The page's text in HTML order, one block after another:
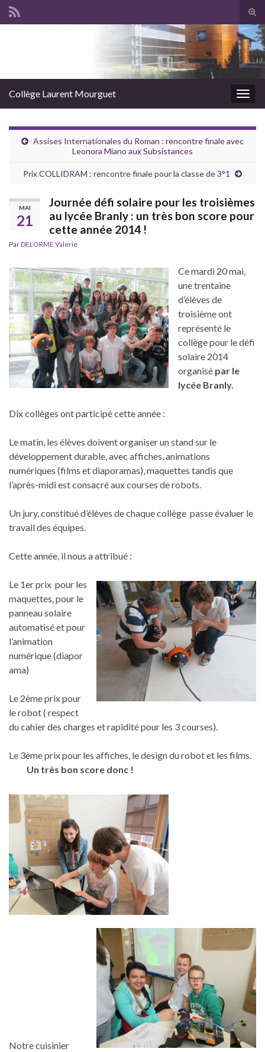
Collège Laurent Mourguet
Assises Internationales du Roman : rencontre finale avec
Leonora Miano aux Subsistances
Prix COLLIDRAM : rencontre finale pour la classe de 3°1
MAI
21
Journée défi solaire pour les troisièmes
au lycée Branly : un très bon score pour
cette année 2014 !
ParDELORME Valerie
Ce mardi 20 mai,
une trentaine
d’élèves de
troisième ont
représenté le
collège pour le défi
solaire 2014
organisé par le
lycée Branly.
Dix collèges ont participé cette année :
Le matin, les élèves doivent organiser un stand sur le
développement durable, avec affiches, animations
numériques (films et diaporamas), maquettes tandis que
l’après-midi est consacré aux courses de robots.
Un jury, constitué d’élèves de chaque collège passe évaluer le
travail des équipes.
Cette année, il nous a attribué :
Le 1er prix pour les
maquettes, pour le
panneau solaire
automatisé et pour
l’animation
numérique (diapor
ama)
Le 2ème prix pour
le robot ( respect
du cahier des charges et rapidité pour les 3 courses).
Le 3ème prix pour les affiches, le design du robot et les films.
Un très bon score donc !
Notre cuisinier
Panneau de gestion des cookies